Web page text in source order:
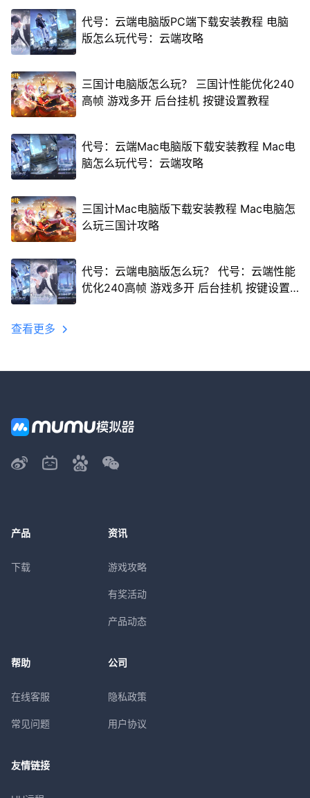
代号：云端电脑版PC端下载安装教程 电脑
版怎么玩代号：云端攻略
三国计电脑版怎么玩？ 三国计性能优化240
高帧 游戏多开 后台挂机 按键设置教程
代号：云端Mac电脑版下载安装教程 Mac电
脑怎么玩代号：云端攻略
三国计Mac电脑版下载安装教程 Mac电脑怎
么玩三国计攻略
代号：云端电脑版怎么玩？ 代号：云端性能
优化240高帧 游戏多开 后台挂机 按键设置
查看更多
产品
下载
资讯
游戏攻略
有奖活动
产品动态
帮助
在线客服
常见问题
公司
隐私政策
用户协议
友情链接